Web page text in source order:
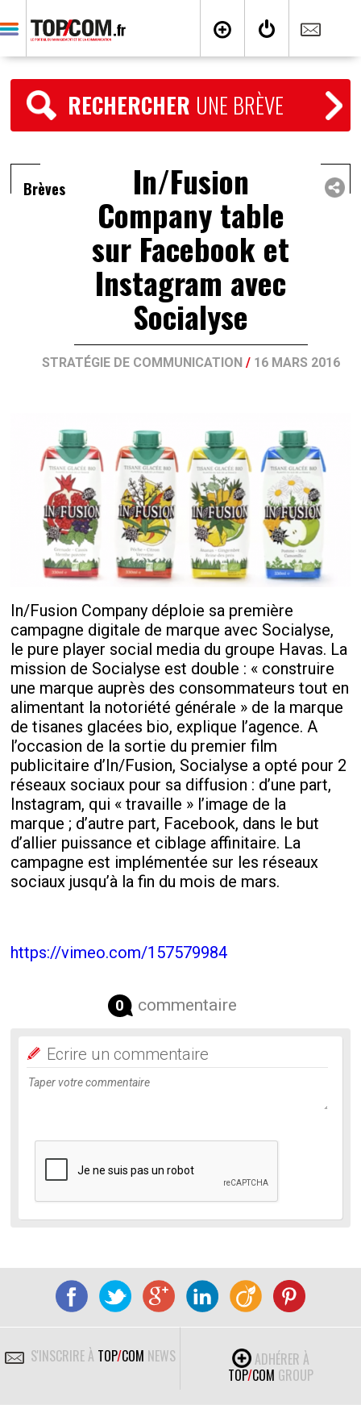
RECHERCHER UNE BRÈVE
Brèves In/Fusion
Company table
sur Facebook et
Instagram avec
Socialyse
STRATÉGIE DE COMMUNICATION/ 16 MARS 2016
In/Fusion Company déploie sa première
campagne digitale de marque avec Socialyse,
le pure player social media du groupe Havas. La
mission de Socialyse est double : « construire
une marque auprès des consommateurs tout en
alimentant la notoriété générale » de la marque
de tisanes glacées bio, explique l’agence. A
l’occasion de la sortie du premier film
publicitaire d’In/Fusion, Socialyse a opté pour 2
réseaux sociaux pour sa diffusion : d’une part,
Instagram, qui « travaille » l’image de la
marque ; d’autre part, Facebook, dans le but
d’allier puissance et ciblage affinitaire. La
campagne est implémentée sur les réseaux
sociaux jusqu’à la fin du mois de mars.
https://vimeo.com/157579984
0 commentaire
Ecrire un commentaire
S'INSCRIRE À TOP/COM NEWS
ADHÉRER À
TOP/COM GROUP